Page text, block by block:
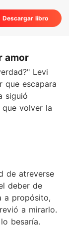
Descargar libro
amor
Levi
que escapara
siguió
volver la
de atreverse
deber de
a propósito,
a mirarlo.
besaría.